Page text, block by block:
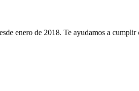
enero de 2018. Te ayudamos a